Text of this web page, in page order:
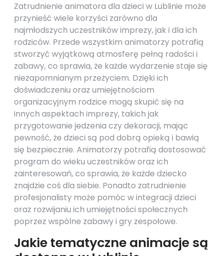
Zatrudnienie animatora dla dzieci w Lublinie może
przynieść wiele korzyści zarówno dla
najmłodszych uczestników imprezy, jak i dla ich
rodziców. Przede wszystkim animatorzy potrafią
stworzyć wyjątkową atmosferę pełną radości i
zabawy, co sprawia, że każde wydarzenie staje się
niezapomnianym przeżyciem. Dzięki ich
doświadczeniu oraz umiejętnościom
organizacyjnym rodzice mogą skupić się na
innych aspektach imprezy, takich jak
przygotowanie jedzenia czy dekoracji, mając
pewność, że dzieci są pod dobrą opieką i bawią
się bezpiecznie. Animatorzy potrafią dostosować
program do wieku uczestników oraz ich
zainteresowań, co sprawia, że każde dziecko
znajdzie coś dla siebie. Ponadto zatrudnienie
profesjonalisty może pomóc w integracji dzieci
oraz rozwijaniu ich umiejętności społecznych
poprzez wspólne zabawy i gry zespołowe.
Jakie tematyczne animacje są